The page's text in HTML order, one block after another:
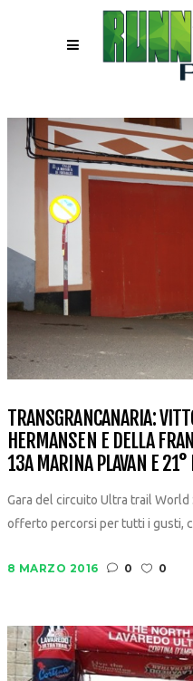
TRANSGRANCANARIA:
HERMANSEN E DELLA
13A MARINA PLAVAN E 21°
Gara del circuito Ultra trail World
offerto percorsi per tutti i gusti,
8 MARZO 2016 0 0